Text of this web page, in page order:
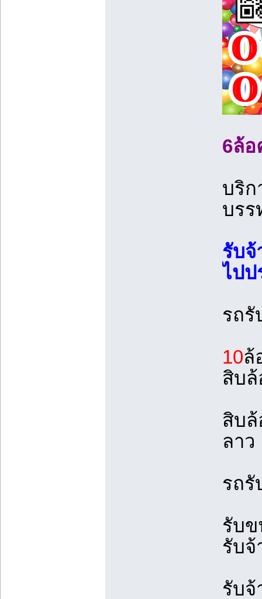
6ล้อ
บริก
บรร
รับจ้
ไปป
รถรั
10ล้
สิบล้
สิบ
ลาว
รถรั
รับข
รับจ้
รับจ้